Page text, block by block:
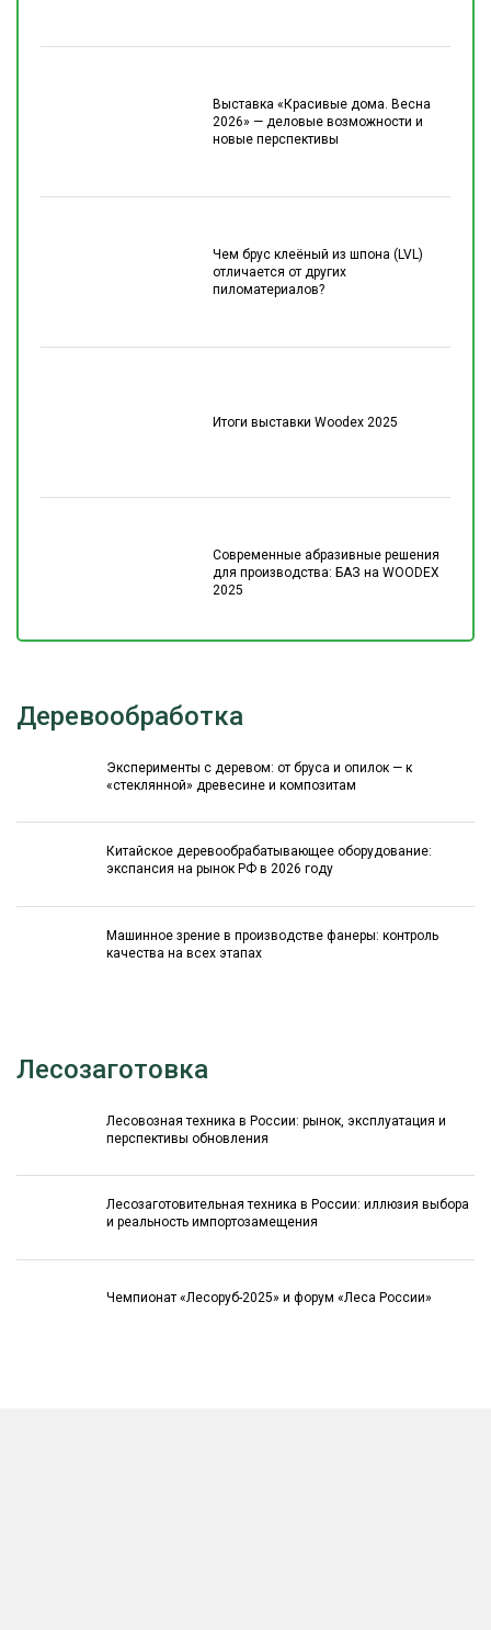
Выставка «Красивые дома. Весна
2026» — деловые возможности и
новые перспективы
Чем брус клеёный из шпона (LVL)
отличается от других
пиломатериалов?
Итоги выставки Woodex 2025
Современные абразивные решения
для производства: БАЗ на WOODEX
2025
Деревообработка
Эксперименты с деревом: от бруса и опилок — к
«стеклянной» древесине и композитам
Китайское деревообрабатывающее оборудование:
экспансия на рынок РФ в 2026 году
Машинное зрение в производстве фанеры: контроль
качества на всех этапах
Лесозаготовка
Лесовозная техника в России: рынок, эксплуатация и
перспективы обновления
Лесозаготовительная техника в России: иллюзия выбора
и реальность импортозамещения
Чемпионат «Лесоруб-2025» и форум «Леса России»